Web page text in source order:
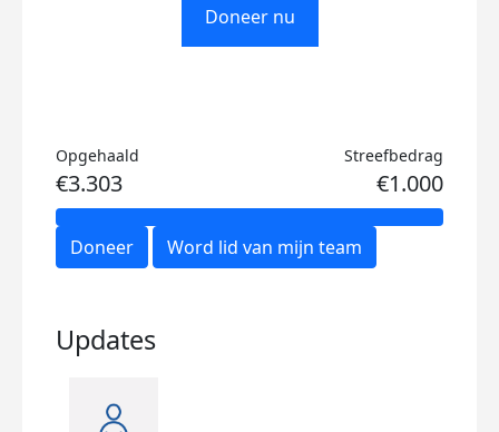
Doneer nu
Opgehaald
€3.303
Streefbedrag
€1.000
Doneer Word lid van mijn team
Updates